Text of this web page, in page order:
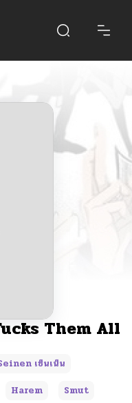
Them All
เซ็นเน็น
Harem
Smut